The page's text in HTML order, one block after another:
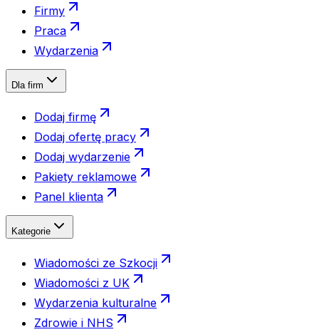
Firmy
Praca
Wydarzenia
Dla firm
Dodaj firmę
Dodaj ofertę pracy
Dodaj wydarzenie
Pakiety reklamowe
Panel klienta
Kategorie
Wiadomości ze Szkocji
Wiadomości z UK
Wydarzenia kulturalne
Zdrowie i NHS